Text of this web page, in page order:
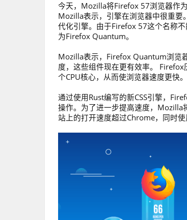
今天，Mozilla将Firefox 57浏览器作
Mozilla表示，引擎在浏览器中很重
代化引擎。由于Firefox 57这个名称
为Firefox Quantum。
Mozilla表示，Firefox Quantum浏览
度，这些组件现在更有效率。
个CPU核心，从而使浏览器速度更快。
通过使用Rust编写的新CSS引擎，
操作。为了进一步提高速度，
站上的打开速度超过Chrome，同时